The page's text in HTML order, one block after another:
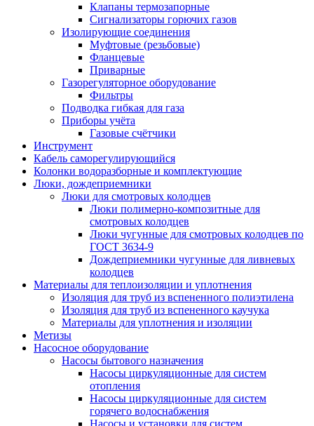
Клапаны термозапорные
Сигнализаторы горючих газов
Изолирующие соединения
Муфтовые (резьбовые)
Фланцевые
Приварные
Газорегуляторное оборудование
Фильтры
Подводка гибкая для газа
Приборы учёта
Газовые счётчики
Инструмент
Кабель саморегулирующийся
Колонки водоразборные и комплектующие
Люки, дождеприемники
Люки для смотровых колодцев
Люки полимерно-композитные для
смотровых колодцев
Люки чугунные для смотровых колодцев по
ГОСТ 3634-9
Дождеприемники чугунные для ливневых
колодцев
Материалы для теплоизоляции и уплотнения
Изоляция для труб из вспененного полиэтилена
Изоляция для труб из вспененного каучука
Материалы для уплотнения и изоляции
Метизы
Насосное оборудование
Насосы бытового назначения
Насосы циркуляционные для систем
отопления
Насосы циркуляционные для систем
горячего водоснабжения
Насосы и установки для систем